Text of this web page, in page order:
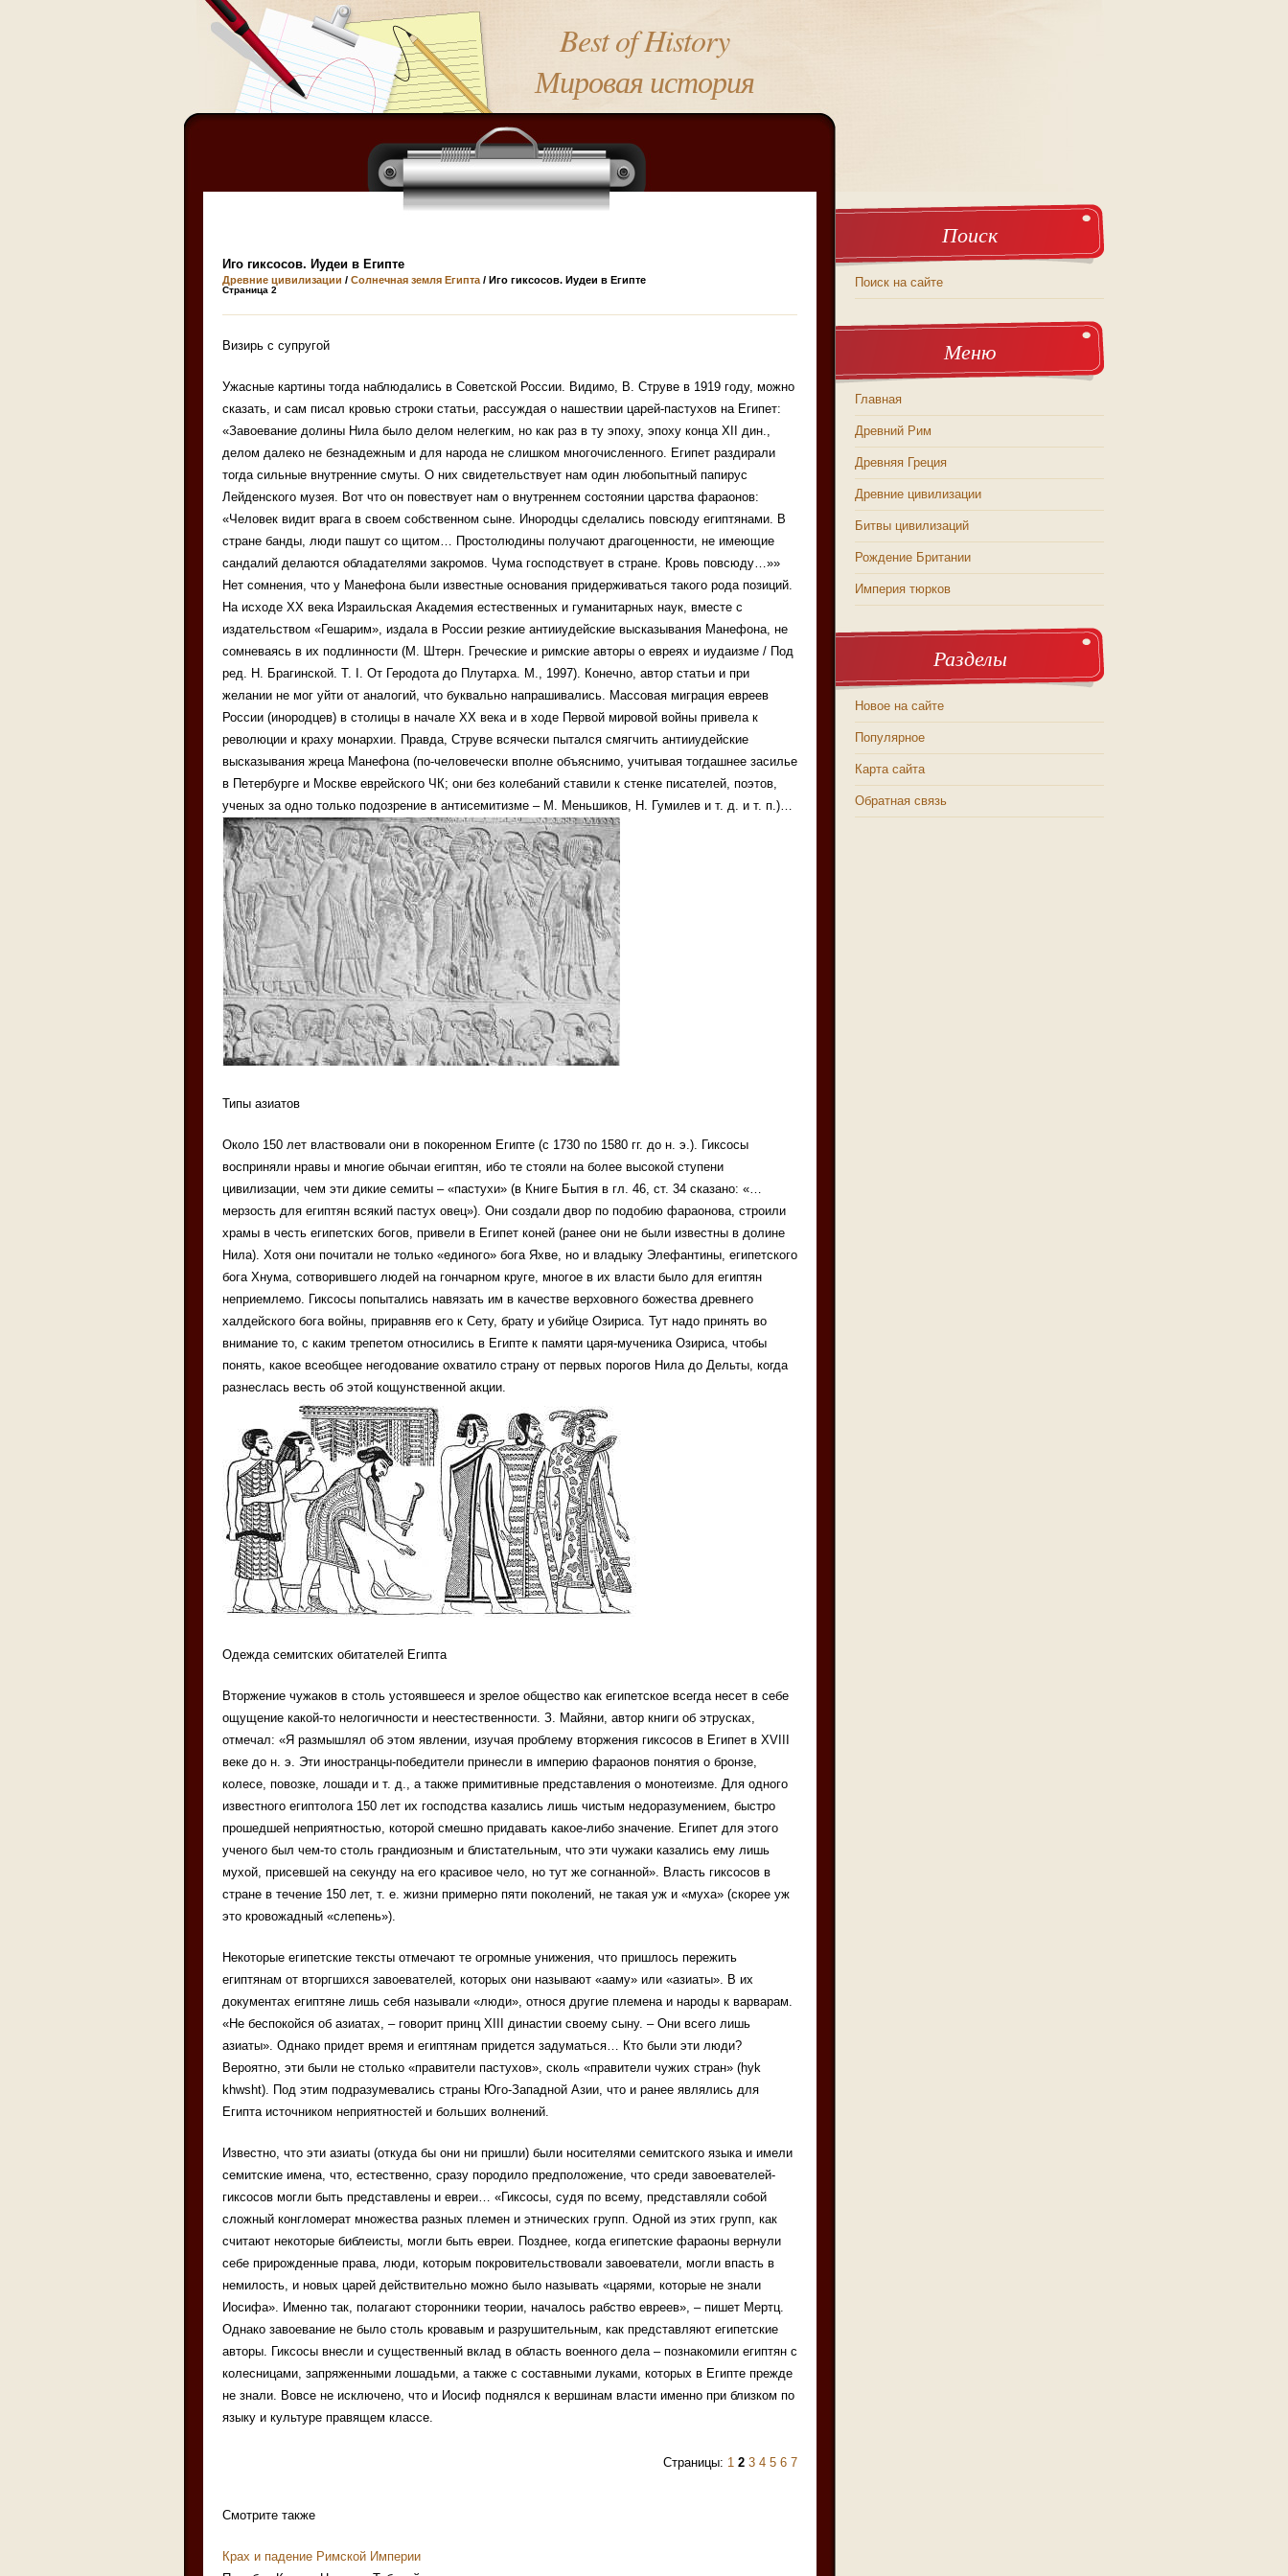
Best of History
Мировая история
Иго гиксосов. Иудеи в Египте
Древние цивилизации / Солнечная земля Египта / Иго гиксосов. Иудеи в Египте
Страница 2
Визирь с супругой
Ужасные картины тогда наблюдались в Советской России. Видимо, В. Струве в 1919 году, можно
сказать, и сам писал кровью строки статьи, рассуждая о нашествии царей-пастухов на Египет:
«Завоевание долины Нила было делом нелегким, но как раз в ту эпоху, эпоху конца XII дин.,
делом далеко не безнадежным и для народа не слишком многочисленного. Египет раздирали
тогда сильные внутренние смуты. О них свидетельствует нам один любопытный папирус
Лейденского музея. Вот что он повествует нам о внутреннем состоянии царства фараонов:
«Человек видит врага в своем собственном сыне. Инородцы сделались повсюду египтянами. В
стране банды, люди пашут со щитом… Простолюдины получают драгоценности, не имеющие
сандалий делаются обладателями закромов. Чума господствует в стране. Кровь повсюду…»»
Нет сомнения, что у Манефона были известные основания придерживаться такого рода позиций.
На исходе XX века Израильская Академия естественных и гуманитарных наук, вместе с
издательством «Гешарим», издала в России резкие антииудейские высказывания Манефона, не
сомневаясь в их подлинности (М. Штерн. Греческие и римские авторы о евреях и иудаизме / Под
ред. Н. Брагинской. Т. I. От Геродота до Плутарха. М., 1997). Конечно, автор статьи и при
желании не мог уйти от аналогий, что буквально напрашивались. Массовая миграция евреев
России (инородцев) в столицы в начале XX века и в ходе Первой мировой войны привела к
революции и краху монархии. Правда, Струве всячески пытался смягчить антииудейские
высказывания жреца Манефона (по-человечески вполне объяснимо, учитывая тогдашнее засилье
в Петербурге и Москве еврейского ЧК; они без колебаний ставили к стенке писателей, поэтов,
ученых за одно только подозрение в антисемитизме – М. Меньшиков, Н. Гумилев и т. д. и т. п.)…
Типы азиатов
Около 150 лет властвовали они в покоренном Египте (с 1730 по 1580 гг. до н. э.). Гиксосы
восприняли нравы и многие обычаи египтян, ибо те стояли на более высокой ступени
цивилизации, чем эти дикие семиты – «пастухи» (в Книге Бытия в гл. 46, ст. 34 сказано: «…
мерзость для египтян всякий пастух овец»). Они создали двор по подобию фараонова, строили
храмы в честь египетских богов, привели в Египет коней (ранее они не были известны в долине
Нила). Хотя они почитали не только «единого» бога Яхве, но и владыку Элефантины, египетского
бога Хнума, сотворившего людей на гончарном круге, многое в их власти было для египтян
неприемлемо. Гиксосы попытались навязать им в качестве верховного божества древнего
халдейского бога войны, приравняв его к Сету, брату и убийце Озириса. Тут надо принять во
внимание то, с каким трепетом относились в Египте к памяти царя-мученика Озириса, чтобы
понять, какое всеобщее негодование охватило страну от первых порогов Нила до Дельты, когда
разнеслась весть об этой кощунственной акции.
Одежда семитских обитателей Египта
Вторжение чужаков в столь устоявшееся и зрелое общество как египетское всегда несет в себе
ощущение какой-то нелогичности и неестественности. З. Майяни, автор книги об этрусках,
отмечал: «Я размышлял об этом явлении, изучая проблему вторжения гиксосов в Египет в XVIII
веке до н. э. Эти иностранцы-победители принесли в империю фараонов понятия о бронзе,
колесе, повозке, лошади и т. д., а также примитивные представления о монотеизме. Для одного
известного египтолога 150 лет их господства казались лишь чистым недоразумением, быстро
прошедшей неприятностью, которой смешно придавать какое-либо значение. Египет для этого
ученого был чем-то столь грандиозным и блистательным, что эти чужаки казались ему лишь
мухой, присевшей на секунду на его красивое чело, но тут же согнанной». Власть гиксосов в
стране в течение 150 лет, т. е. жизни примерно пяти поколений, не такая уж и «муха» (скорее уж
это кровожадный «слепень»).
Некоторые египетские тексты отмечают те огромные унижения, что пришлось пережить
египтянам от вторгшихся завоевателей, которых они называют «ааму» или «азиаты». В их
документах египтяне лишь себя называли «люди», относя другие племена и народы к варварам.
«Не беспокойся об азиатах, – говорит принц XIII династии своему сыну. – Они всего лишь
азиаты». Однако придет время и египтянам придется задуматься… Кто были эти люди?
Вероятно, эти были не столько «правители пастухов», сколь «правители чужих стран» (hyk
khwsht). Под этим подразумевались страны Юго-Западной Азии, что и ранее являлись для
Египта источником неприятностей и больших волнений.
Известно, что эти азиаты (откуда бы они ни пришли) были носителями семитского языка и имели
семитские имена, что, естественно, сразу породило предположение, что среди завоевателей-
гиксосов могли быть представлены и евреи… «Гиксосы, судя по всему, представляли собой
сложный конгломерат множества разных племен и этнических групп. Одной из этих групп, как
считают некоторые библеисты, могли быть евреи. Позднее, когда египетские фараоны вернули
себе прирожденные права, люди, которым покровительствовали завоеватели, могли впасть в
немилость, и новых царей действительно можно было называть «царями, которые не знали
Иосифа». Именно так, полагают сторонники теории, началось рабство евреев», – пишет Мертц.
Однако завоевание не было столь кровавым и разрушительным, как представляют египетские
авторы. Гиксосы внесли и существенный вклад в область военного дела – познакомили египтян с
колесницами, запряженными лошадьми, а также с составными луками, которых в Египте прежде
не знали. Вовсе не исключено, что и Иосиф поднялся к вершинам власти именно при близком по
языку и культуре правящем классе.
Страницы: 1 2 3 4 5 6 7
Смотрите также
Крах и падение Римской Империи
Поиск
Поиск на сайте
Меню
Главная
Древний Рим
Древняя Греция
Древние цивилизации
Битвы цивилизаций
Рождение Британии
Империя тюрков
Разделы
Новое на сайте
Популярное
Карта сайта
Обратная связь